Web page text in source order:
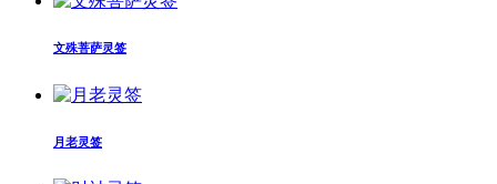
文殊菩萨灵签
月老灵签